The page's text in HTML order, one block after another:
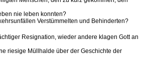
nie leben konnten?
Verstümmelten und Behinderten?
Resignation, wieder andere klagen Gott an
riesige Müllhalde über der Geschichte der